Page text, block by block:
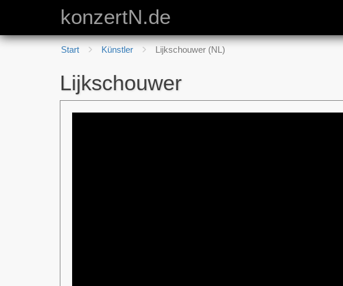
konzertN.de
Start Künstler Lijkschouwer (NL)
Lijkschouwer